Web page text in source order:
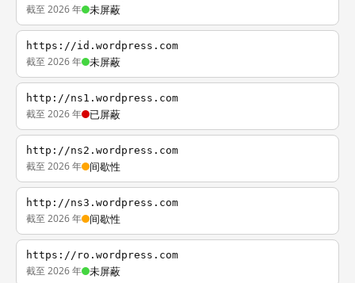
截至 2026 年 未屏蔽
https://id.wordpress.com
截至 2026 年 未屏蔽
http://ns1.wordpress.com
截至 2026 年 已屏蔽
http://ns2.wordpress.com
截至 2026 年 间歇性
http://ns3.wordpress.com
截至 2026 年 间歇性
https://ro.wordpress.com
截至 2026 年 未屏蔽